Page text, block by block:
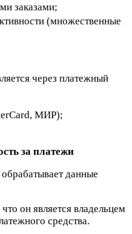
заказами;
(множественные
через платежный
МИР);
за платежи
данные
он является владельцем
средства.